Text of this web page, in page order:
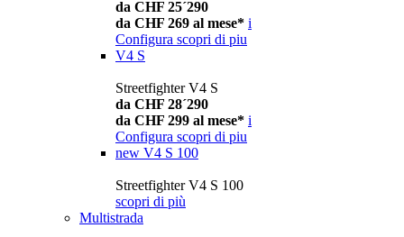
da CHF 25´290
da CHF 269 al mese* i
Configura scopri di piu
V4 S
Streetfighter V4 S
da CHF 28´290
da CHF 299 al mese* i
Configura scopri di piu
new V4 S 100
Streetfighter V4 S 100
scopri di più
Multistrada